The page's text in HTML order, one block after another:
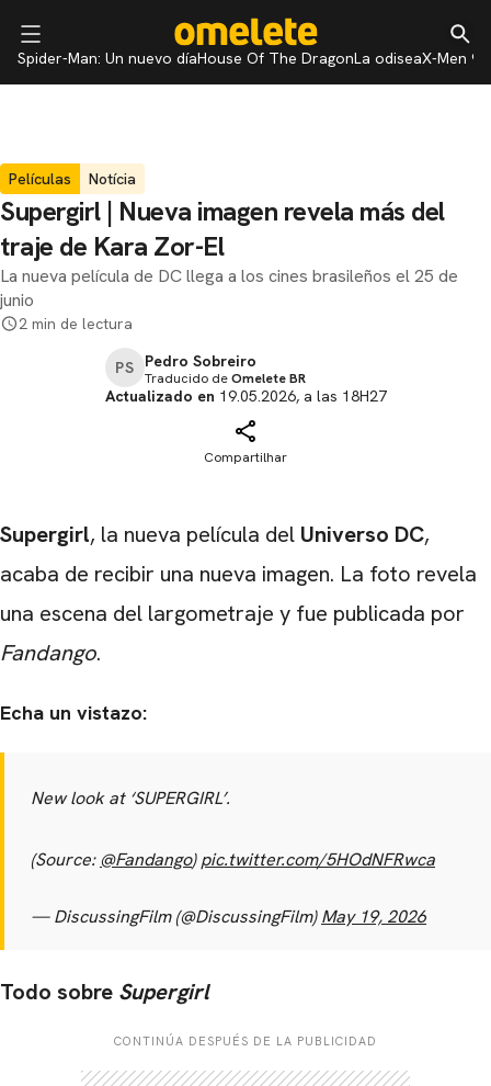
Spider-Man: Un nuevo díaHouse Of The DragonLa odiseaX-Men 97
Películas Notícia
Supergirl | Nueva imagen revela más del
traje de Kara Zor-El
La nueva película de DC llega a los cines brasileños el 25 de
junio
2 min de lectura
PS Pedro Sobreiro
Traducido deOmelete BR
Actualizado en 19.05.2026, a las 18H27
Compartilhar
Supergirl, la nueva película del Universo DC,
acaba de recibir una nueva imagen. La foto revela
una escena del largometraje y fue publicada por
Fandango.
Echa un vistazo:
New look at ‘SUPERGIRL’.
(Source:@Fandango)pic.twitter.com/5HOdNFRwca
— DiscussingFilm (@DiscussingFilm)May 19, 2026
Todo sobre Supergirl
CONTINÚA DESPUÉS DE LA PUBLICIDAD